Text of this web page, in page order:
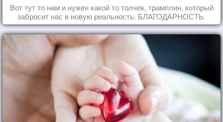
Вот тут то нам и нужен какой то толчек, трамплин, который
забросит нас в новую реальность. БЛАГОДАРНОСТЬ.